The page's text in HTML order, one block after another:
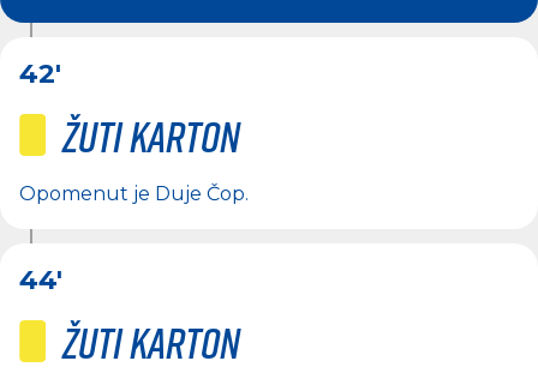
42'
Žuti karton
Opomenut je Duje Čop.
44'
Žuti karton